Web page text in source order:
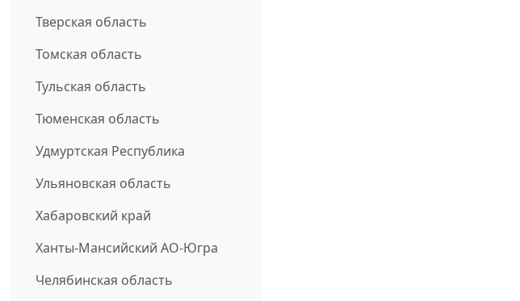
Тверская область
Томская область
Тульская область
Тюменская область
Удмуртская Республика
Ульяновская область
Хабаровский край
Ханты-Мансийский АО-Югра
Челябинская область